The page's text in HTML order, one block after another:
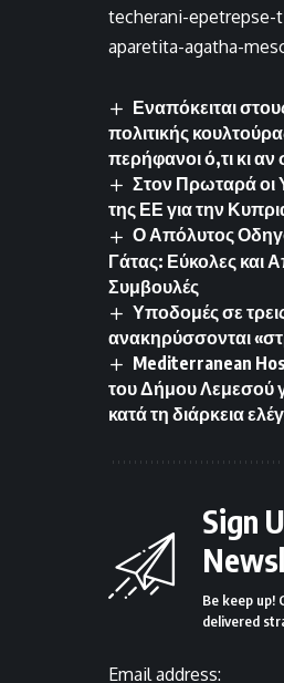
techerani-
aparetita-agatha-
Εναπόκειται
πολιτικής
περήφανοι ό,τι κι αν
Στον Πρωταρά οι
της ΕΕ για την
Ο Απόλυτος
Γάτας: Εύκολες και
Συμβουλές
Υποδομές σε
ανακηρύσσονται
Mediterranean
του Δήμου Λεμεσού
κατά τη διάρκεια
Sign
Be keep up!
delivered
Email address: